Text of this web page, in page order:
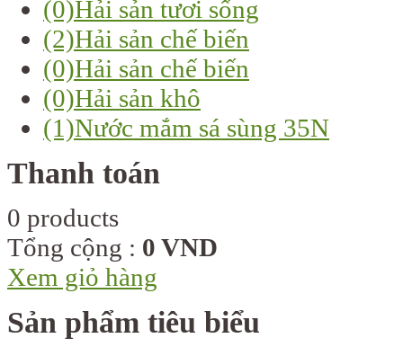
(0)Hải sản tươi sống
(2)Hải sản chế biến
(0)Hải sản chế biến
(0)Hải sản khô
(1)Nước mắm sá sùng 35N
Thanh toán
0 products
Tổng cộng : 0 VND
Xem giỏ hàng
Sản phẩm tiêu biểu